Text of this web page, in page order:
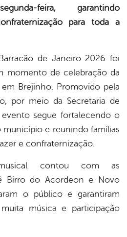
feira, garantindo
para toda a
de Janeiro 2026 foi
momento de celebração da
Brejinho. Promovido pela
por meio da Secretaria de
segue fortalecendo o
e reunindo famílias
e confraternização.
contou com as
Birro do Acordeon e Novo
o público e garantiram
música e participação